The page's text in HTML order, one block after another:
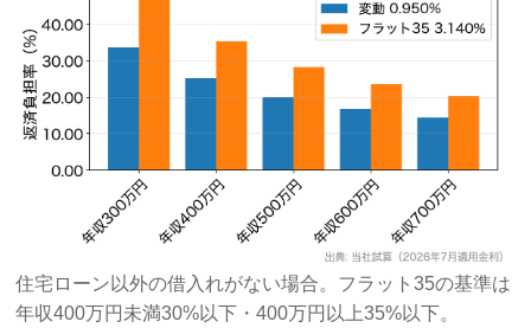
住宅ローン以外の借入れがない場合。フラット35の基準は
年収400万円未満30%以下・400万円以上35%以下。